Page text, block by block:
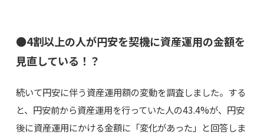
●4割以上の人が円安を契機に資産運用の金額を
見直している！？
続いて円安に伴う資産運用額の変動を調査しました。する
と、円安前から資産運用を行っていた人の43.4%が、円安
後に資産運用にかける金額に「変化があった」と回答しま